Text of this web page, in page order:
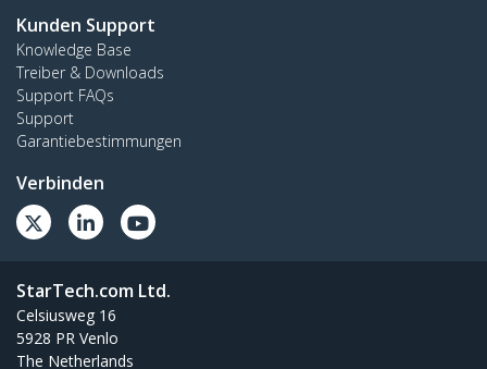
Kunden Support
Knowledge Base
Treiber & Downloads
Support FAQs
Support
Garantiebestimmungen
Verbinden
StarTech.com Ltd.
Celsiusweg 16
5928 PR Venlo
The Netherlands